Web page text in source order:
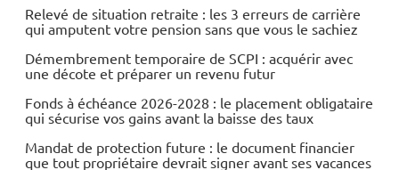
Relevé de situation retraite : les 3 erreurs de carrière
qui amputent votre pension sans que vous le sachiez
Démembrement temporaire de SCPI : acquérir avec
une décote et préparer un revenu futur
Fonds à échéance 2026-2028 : le placement obligataire
qui sécurise vos gains avant la baisse des taux
Mandat de protection future : le document financier
que tout propriétaire devrait signer avant ses vacances